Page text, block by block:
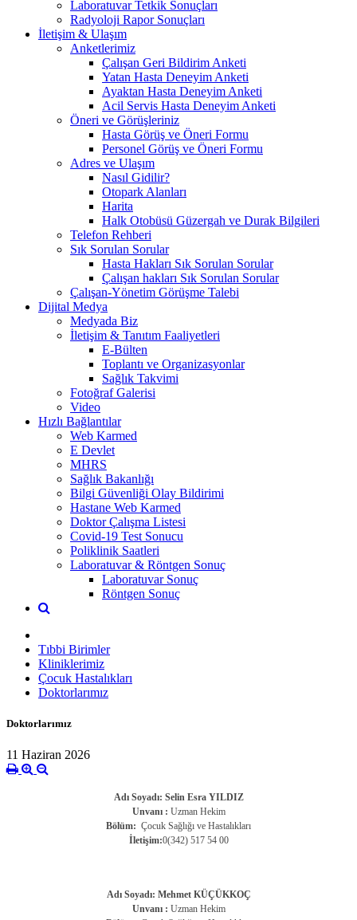
Laboratuvar Tetkik Sonuçları
Radyoloji Rapor Sonuçları
İletişim & Ulaşım
Anketlerimiz
Çalışan Geri Bildirim Anketi
Yatan Hasta Deneyim Anketi
Ayaktan Hasta Deneyim Anketi
Acil Servis Hasta Deneyim Anketi
Öneri ve Görüşleriniz
Hasta Görüş ve Öneri Formu
Personel Görüş ve Öneri Formu
Adres ve Ulaşım
Nasıl Gidilir?
Otopark Alanları
Harita
Halk Otobüsü Güzergah ve Durak Bilgileri
Telefon Rehberi
Sık Sorulan Sorular
Hasta Hakları Sık Sorulan Sorular
Çalışan hakları Sık Sorulan Sorular
Çalışan-Yönetim Görüşme Talebi
Dijital Medya
Medyada Biz
İletişim & Tanıtım Faaliyetleri
E-Bülten
Toplantı ve Organizasyonlar
Sağlık Takvimi
Fotoğraf Galerisi
Video
Hızlı Bağlantılar
Web Karmed
E Devlet
MHRS
Sağlık Bakanlığı
Bilgi Güvenliği Olay Bildirimi
Hastane Web Karmed
Doktor Çalışma Listesi
Covid-19 Test Sonucu
Poliklinik Saatleri
Laboratuvar & Röntgen Sonuç
Laboratuvar Sonuç
Röntgen Sonuç
Tıbbi Birimler
Kliniklerimiz
Çocuk Hastalıkları
Doktorlarımız
Doktorlarımız
11 Haziran 2026
Adı Soyadı: Selin Esra YILDIZ
Unvanı : Uzman Hekim
Bölüm: Çocuk Sağlığı ve Hastalıkları
İletişim:0(342) 517 54 00
Adı Soyadı: Mehmet KÜÇÜKKOÇ
Unvanı : Uzman Hekim